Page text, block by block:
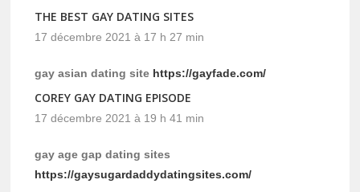
THE BEST GAY DATING SITES
17 décembre 2021 à 17 h 27 min
gay asian dating site https://gayfade.com/
COREY GAY DATING EPISODE
17 décembre 2021 à 19 h 41 min
gay age gap dating sites
https://gaysugardaddydatingsites.com/